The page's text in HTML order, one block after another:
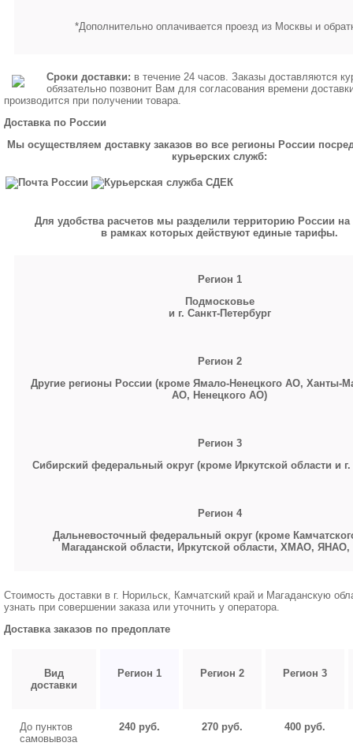
*Дополнительно оплачивается проезд из Москвы и
Сроки доставки: в течение 24 часов. Заказы доставляются
обязательно позвонит Вам для согласования времени
производится при получении товара.
Доставка по России
Мы осуществляем доставку заказов во все регионы России
курьерских служб:
Для удобства расчетов мы разделили территорию России на
в рамках которых действуют единые тарифы.
Регион 1
Подмосковье
и г. Санкт-Петербург
Регион 2
Другие регионы России (кроме Ямало-Ненецкого АО, Ханты-
АО, Ненецкого АО)
Регион 3
Сибирский федеральный округ (кроме Иркутской области и
Регион 4
Дальневосточный федеральный округ (кроме
Магаданской области, Иркутской области, ХМАО, ЯНАО,
Стоимость доставки в г. Норильск, Камчатский край и Магаданскую
узнать при совершении заказа или уточнить у оператора.
Доставка заказов по предоплате
Вид
доставки
Регион 1 Регион 2 Регион 3
До пунктов
самовывоза
240 руб. 270 руб. 400 руб.